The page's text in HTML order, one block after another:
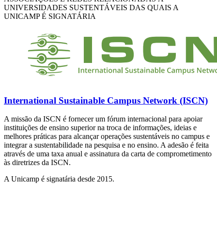
UNIVERSIDADES SUSTENTÁVEIS DAS QUAIS A
UNICAMP É SIGNATÁRIA
International Sustainable Campus Network (ISCN)
A missão da ISCN é fornecer um fórum internacional para apoiar
instituições de ensino superior na troca de informações, ideias e
melhores práticas para alcançar operações sustentáveis no campus e
integrar a sustentabilidade na pesquisa e no ensino. A adesão é feita
através de uma taxa anual e assinatura da carta de comprometimento
às diretrizes da ISCN.
A Unicamp é signatária desde 2015.